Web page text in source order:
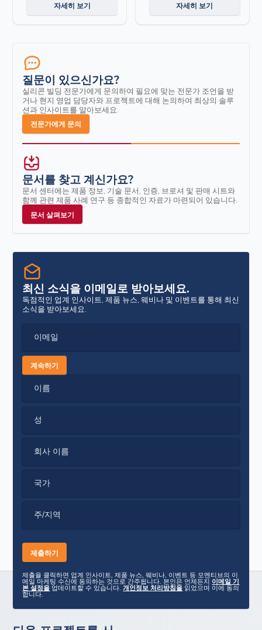
자세히 보기 자세히 보기
질문이 있으신가요?
실리콘 빌딩 전문가에게 문의하여 필요에 맞는 전문가 조언을 받
거나 현지 영업 담당자와 프로젝트에 대해 논의하여 최상의 솔루
션과 인사이트를 알아보세요.
전문가에게 문의
문서를 찾고 계신가요?
문서 센터에는 제품 정보, 기술 문서, 인증, 브로셔 및 판매 시트와
함께 관련 제품 사례 연구 등 종합적인 자료가 마련되어 있습니다.
문서 살펴보기
최신 소식을 이메일로 받아보세요.
독점적인 업계 인사이트, 제품 뉴스, 웨비나 및 이벤트를 통해 최신
소식을 받아보세요.
이메일
계속하기
이름
성
회사 이름
국가
주/지역
제출을 클릭하면 업계 인사이트, 제품 뉴스, 웨비나, 이벤트 등 모멘티브의 이
메일 마케팅 수신에 동의하는 것으로 간주됩니다. 본인은 언제든지 이메일 기
본 설정을 업데이트할 수 있습니다.개인정보 처리방침을 읽었으며 이에 동의
합니다.